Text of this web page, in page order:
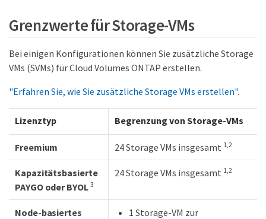
Grenzwerte für Storage-VMs
Bei einigen Konfigurationen können Sie zusätzliche Storage
VMs (SVMs) für Cloud Volumes ONTAP erstellen.
"Erfahren Sie, wie Sie zusätzliche Storage VMs erstellen".
Lizenztyp Begrenzung von Storage-VMs
Freemium 24 Storage VMs insgesamt 1,2
Kapazitätsbasierte
PAYGO oder BYOL 3
24 Storage VMs insgesamt 1,2
Node-basiertes
1 Storage-VM zur